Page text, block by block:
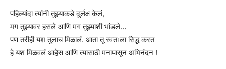
पहिल्यांदा त्यांनी तुझ्याकडे दुर्लक्ष केलं,
मग तुझ्यावर हसले आणि मग तुझ्याशी भांडले…
पण तरीही यश तुलाच मिळालं. आता तू स्वतःला सिद्ध करत
हे यश मिळवलं आहेस आणि त्यासाठी मनापासून अभिनंदन !